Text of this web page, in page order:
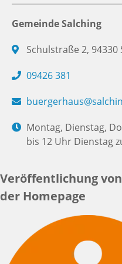
Gemeinde Salching
Schulstraße 2, 94330
09426 381
Montag, Dienstag,
bis 12 Uhr Dienstag
Veröffentlichung
der Homepage